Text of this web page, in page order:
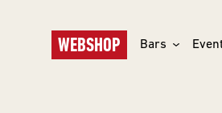
WEBSHOP Bars